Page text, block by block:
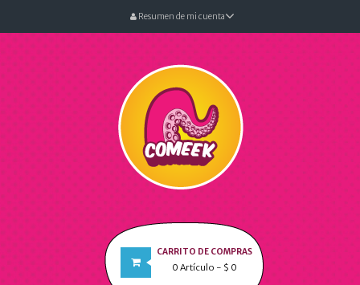
Resumen de mi cuenta
CARRITO DE COMPRAS
0 Artículo - $ 0